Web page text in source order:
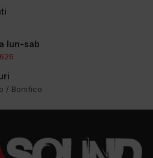
lun-sab
/ Bonifico